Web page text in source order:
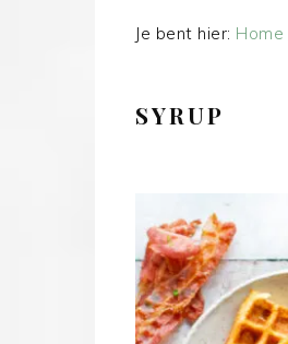
Je bent hier: Home
SYRUP